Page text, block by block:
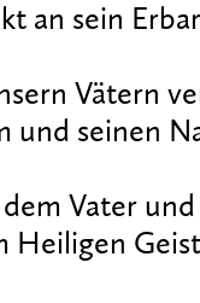
an sein
Vätern
und seinen
dem Vater
Heiligen